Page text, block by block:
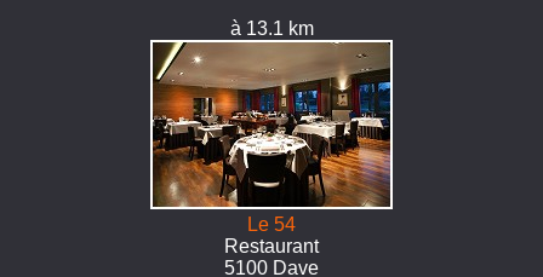
à 13.1 km
Le 54
Restaurant
5100 Dave